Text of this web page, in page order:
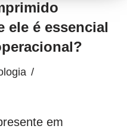
ele é essencial
em